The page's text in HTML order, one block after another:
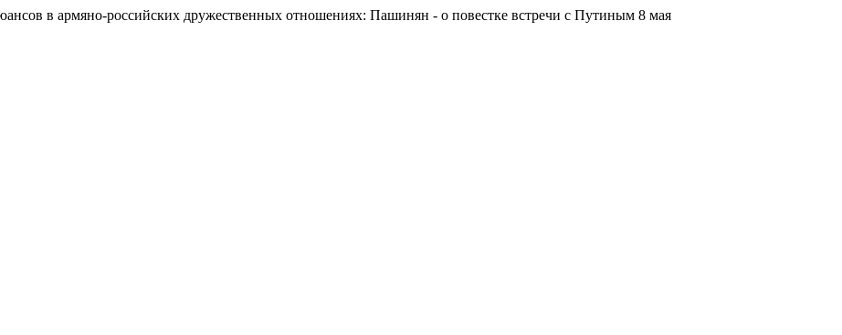
в армяно-российских дружественных отношениях: Пашинян - о повестке встречи с Путиным 8 мая